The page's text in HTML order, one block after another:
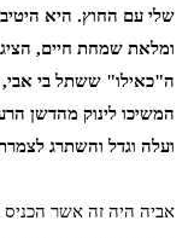
שלי עם החוץ. היא
ומלאת שמחת חיים,
ה"כאילו" ששתל בי
המשיכו לינוק מהדשן
ועלה וגדל והשתרג לצמרת
אביה היה זה אשר